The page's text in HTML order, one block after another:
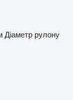
Діаметр рулону